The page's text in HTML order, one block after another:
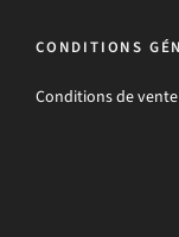
CONDITIONS
Conditions de